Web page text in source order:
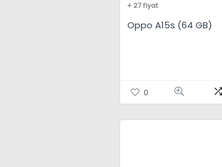
+ 27 fiyat
Oppo A15s (64 GB)
0